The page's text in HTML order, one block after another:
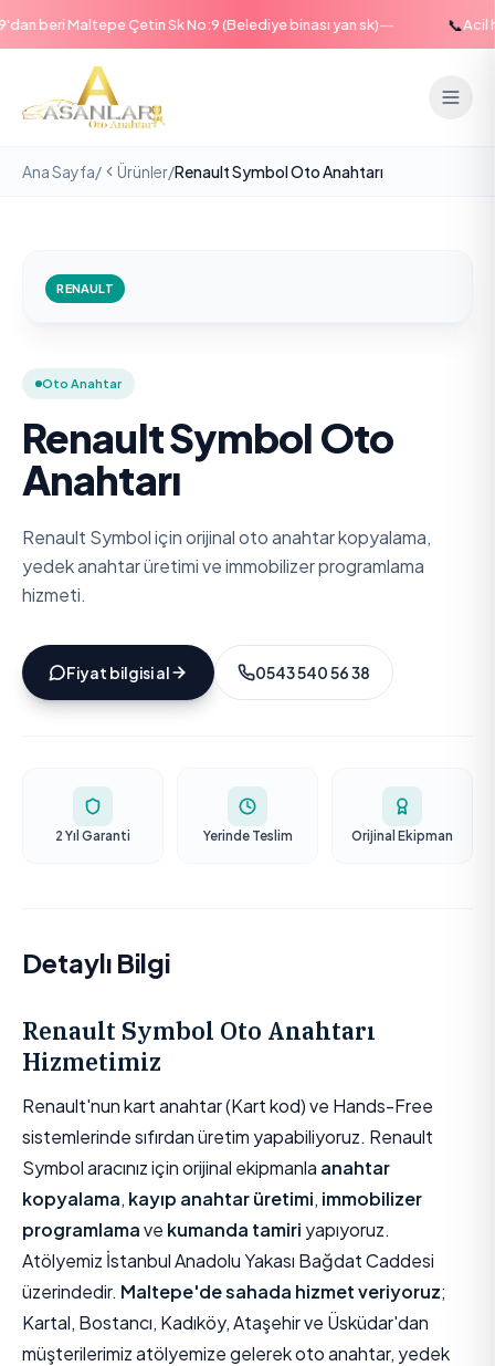
beri Maltepe Çetin Sk No:9 (Belediye binası yan sk)— Acil
Ana Sayfa/ Ürünler/Renault Symbol Oto Anahtarı
RENAULT
Oto Anahtar
Renault Symbol Oto
Anahtarı
Renault Symbol için orijinal oto anahtar kopyalama,
yedek anahtar üretimi ve immobilizer programlama
hizmeti.
Fiyat bilgisi al 0543 540 56 38
2 Yıl Garanti Yerinde Teslim Orijinal Ekipman
Detaylı Bilgi
Renault Symbol Oto Anahtarı
Hizmetimiz
Renault'nun kart anahtar (Kart kod) ve Hands-Free
sistemlerinde sıfırdan üretim yapabiliyoruz. Renault
Symbol aracınız için orijinal ekipmanla anahtar
kopyalama, kayıp anahtar üretimi, immobilizer
programlamave kumanda tamiri yapıyoruz.
Atölyemiz İstanbul Anadolu Yakası Bağdat Caddesi
üzerindedir. Maltepe'de sahada hizmet veriyoruz;
Kartal, Bostancı, Kadıköy, Ataşehir ve Üsküdar'dan
müşterilerimiz atölyemize gelerek oto anahtar, yedek